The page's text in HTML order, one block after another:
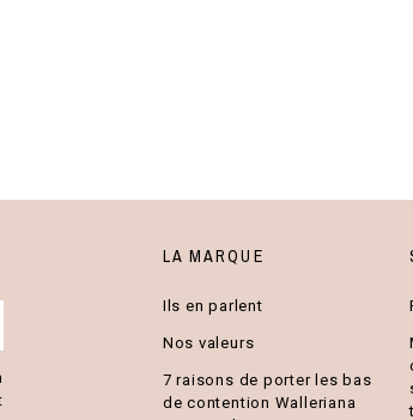
LA MARQUE
Ils en parlent
Nos valeurs
7 raisons de porter les bas
de contention Walleriana